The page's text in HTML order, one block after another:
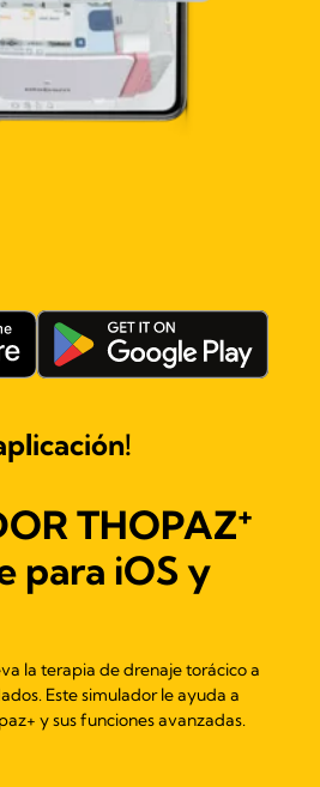
THOPAZ+
para iOS y
la terapia de drenaje torácico a
Este simulador le ayuda a
y sus funciones avanzadas.